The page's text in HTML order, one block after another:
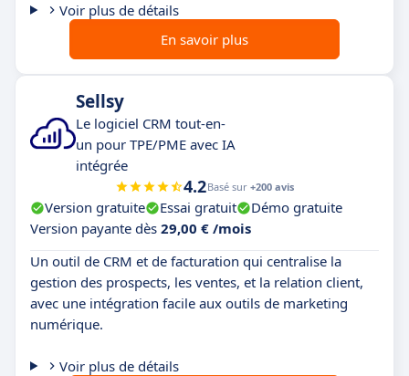
Voir plus de détails
En savoir plus
Sellsy
Le logiciel CRM tout-en-
un pour TPE/PME avec IA
intégrée
4.2Basé sur +200 avis
Version gratuite Essai gratuit
Démo gratuite
Version payante dès 29,00 € /mois
Un outil de CRM et de facturation qui centralise la
gestion des prospects, les ventes, et la relation client,
avec une intégration facile aux outils de marketing
numérique.
Voir plus de détails